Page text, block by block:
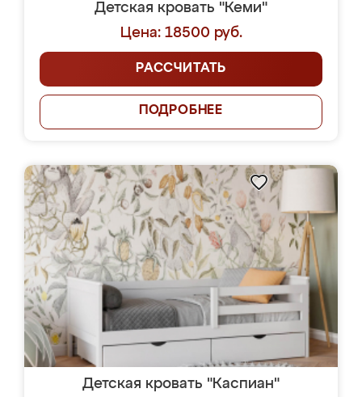
Детская кровать "Кеми"
Цена: 18500 руб.
РАССЧИТАТЬ
ПОДРОБНЕЕ
Детская кровать "Каспиан"